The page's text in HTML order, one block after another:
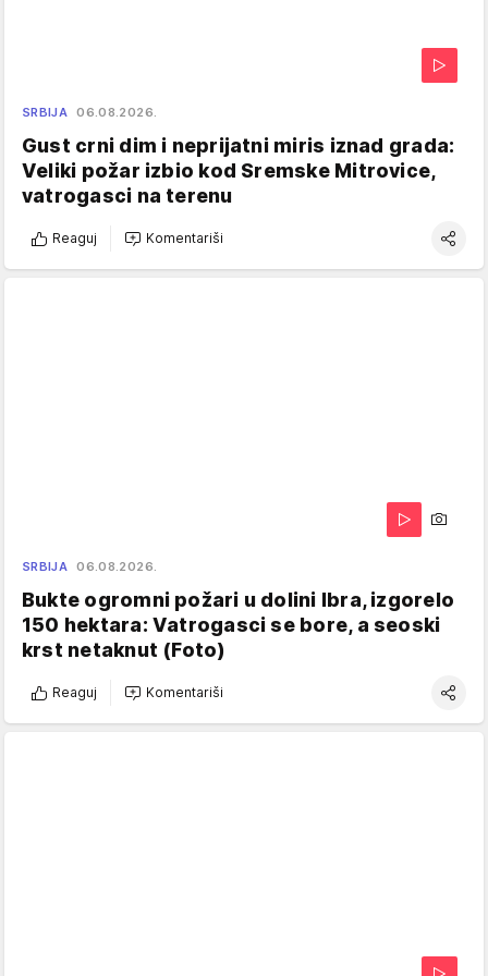
SRBIJA 06.08.2026.
Gust crni dim i neprijatni miris iznad grada:
Veliki požar izbio kod Sremske Mitrovice,
vatrogasci na terenu
Reaguj Komentariši
SRBIJA 06.08.2026.
Bukte ogromni požari u dolini Ibra, izgorelo
150 hektara: Vatrogasci se bore, a seoski
krst netaknut (Foto)
Reaguj Komentariši